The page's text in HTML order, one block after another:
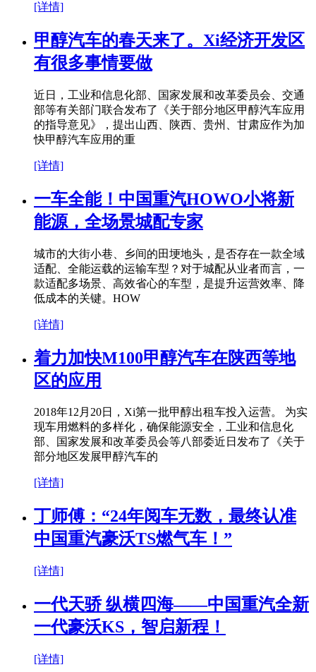
[详情]
甲醇汽车的春天来了。Xi经济开发区
有很多事情要做
近日，工业和信息化部、国家发展和改革委员会、交通
部等有关部门联合发布了《关于部分地区甲醇汽车应用
的指导意见》，提出山西、陕西、贵州、甘肃应作为加
快甲醇汽车应用的重
[详情]
一车全能！中国重汽HOWO小将新
能源，全场景城配专家
城市的大街小巷、乡间的田埂地头，是否存在一款全域
适配、全能运载的运输车型？对于城配从业者而言，一
款适配多场景、高效省心的车型，是提升运营效率、降
低成本的关键。HOW
[详情]
着力加快M100甲醇汽车在陕西等地
区的应用
2018年12月20日，Xi第一批甲醇出租车投入运营。 为实
现车用燃料的多样化，确保能源安全，工业和信息化
部、国家发展和改革委员会等八部委近日发布了《关于
部分地区发展甲醇汽车的
[详情]
丁师傅：“24年阅车无数，最终认准
中国重汽豪沃TS燃气车！”
[详情]
一代天骄 纵横四海——中国重汽全新
一代豪沃KS，智启新程！
[详情]